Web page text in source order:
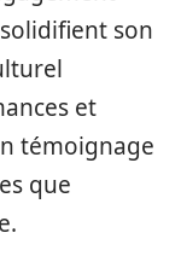
son
et
témoignage
que